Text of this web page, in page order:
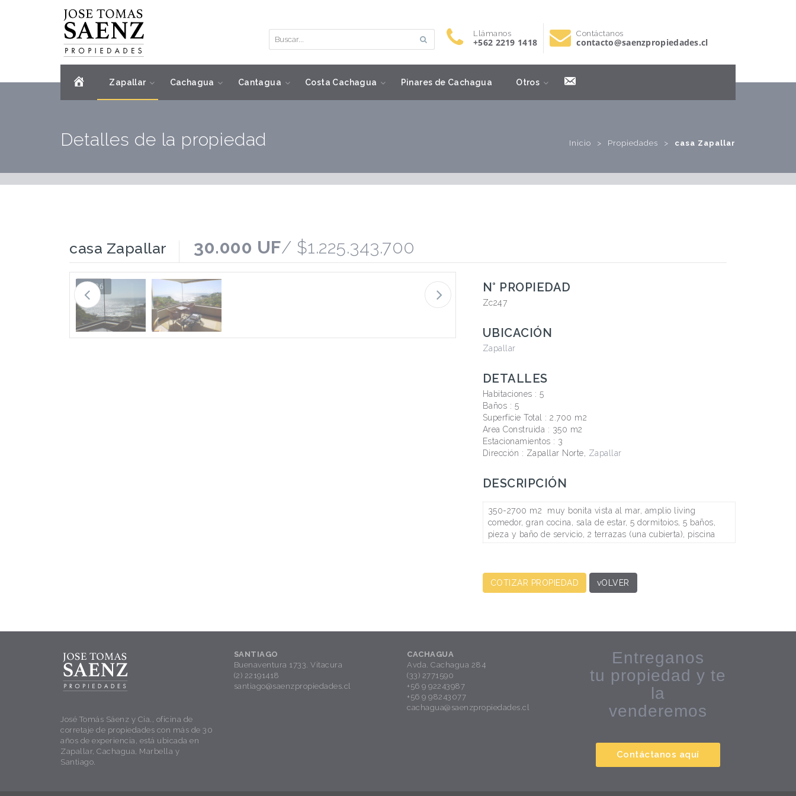
Llámanos
+562 2219 1418
Contáctanos
contacto@saenzpropiedades.cl
HomeZapallar Cachagua Cantagua Costa Cachagua Pinares de Cachagua Otros
Detalles de la propiedad Inicio > Propiedades > casa Zapallar
casa Zapallar 30.000 UF/ $1.225.343.700
1 / 26 N° PROPIEDAD
Zc247
UBICACIÓN
Zapallar
DETALLES
Habitaciones : 5
Baños : 5
Superficie Total : 2.700 m2
Area Construida : 350 m2
Estacionamientos : 3
Dirección : Zapallar Norte, Zapallar
DESCRIPCIÓN
350-2700 m2 muy bonita vista al mar, amplio living
comedor, gran cocina, sala de estar, 5 dormitoios, 5 baños,
pieza y baño de servicio, 2 terrazas (una cubierta), piscina
COTIZAR PROPIEDAD vOLVER
José Tomás Sáenz y Cia., oficina de
corretaje de propiedades con más de 30
años de experiencia, está ubicada en
Zapallar, Cachagua, Marbella y
Santiago.
SANTIAGO
Buenaventura 1733. Vitacura
(2) 22191418
santiago@saenzpropiedades.cl
CACHAGUA
Avda. Cachagua 284
(33) 2771590
+56 9 92243987
+56 9 98243077
cachagua@saenzpropiedades.cl
Entreganos
tu propiedad y te
la
venderemos
Contáctanos aquí